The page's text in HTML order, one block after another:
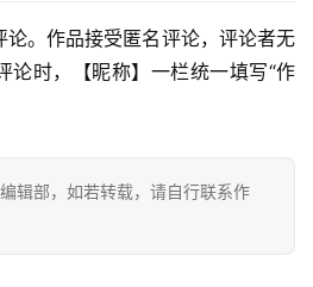
。作品接受匿名评论，评论者无
论时，【昵称】一栏统一填写“作
辑部，如若转载，请自行联系作